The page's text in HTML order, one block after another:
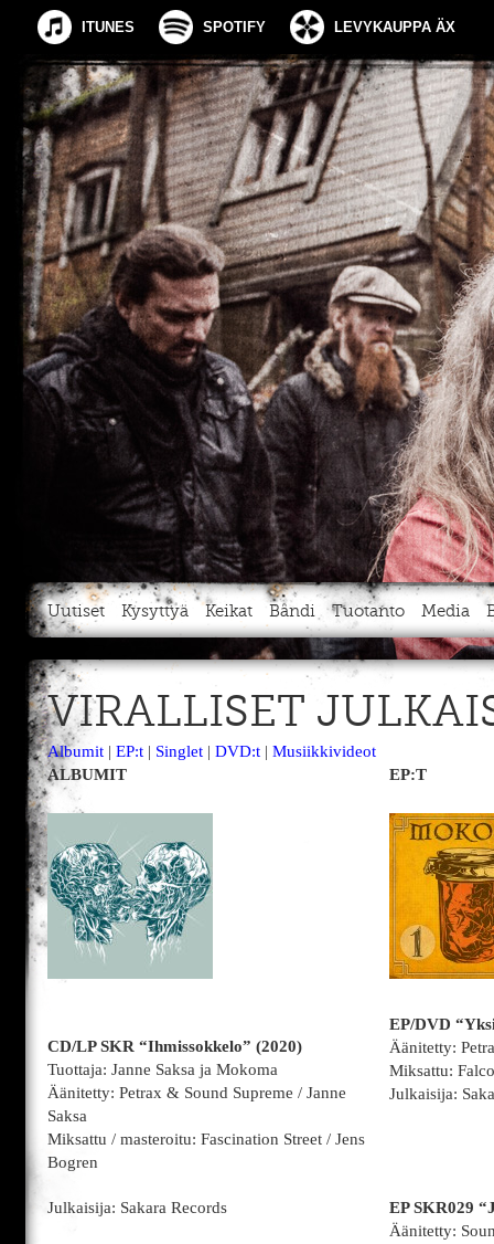
ITUNES SPOTIFY LEVYKAUPPA ÄX
Uutiset Kysyttyä Keikat Bändi Tuotanto Media
VIRALLISET
Albumit | EP:t | Singlet | DVD:t | Musiikkivideot
ALBUMIT
CD/LP SKR “Ihmissokkelo” (2020)
Tuottaja: Janne Saksa ja Mokoma
Äänitetty: Petrax & Sound Supreme / Janne
Saksa
Miksattu / masteroitu: Fascination Street / Jens
Bogren
Julkaisija: Sakara Records
EP:T
EP/DVD
Äänitetty:
Miksattu:
Julkaisija:
EP SKR029
Äänitetty: